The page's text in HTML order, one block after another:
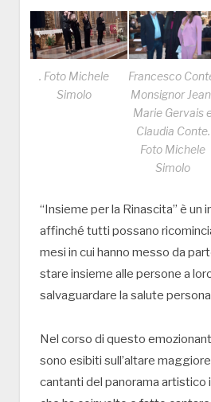
. Foto Michele
Simolo
Francesco
Monsignor
Marie Gervais
Claudia Conte.
Foto Michele
Simolo
“Insieme per la Rinascita” è un
affinché tutti possano
mesi in cui hanno messo da
stare insieme alle persone a
salvaguardare la salute
Nel corso di questo
sono esibiti sull’altare
cantanti del panorama artistico